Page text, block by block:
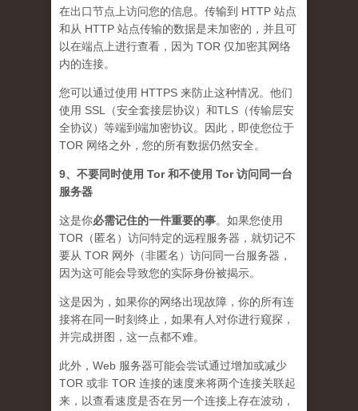
在出口节点上访问您的信息。传输到 HTTP 站点
和从 HTTP 站点传输的数据是未加密的，并且可
以在端点上进行查看，因为 TOR 仅加密其网络
内的连接。
您可以通过使用 HTTPS 来防止这种情况。他们
使用 SSL（安全套接层协议）和TLS（传输层安
全协议）等端到端加密协议。因此，即使您位于
TOR 网络之外，您的所有数据仍然安全。
9、不要同时使用 Tor 和不使用 Tor 访问同一台
服务器
这是你必需记住的一件重要的事。如果您使用
TOR（匿名）访问特定的远程服务器，就切记不
要从 TOR 网外（非匿名）访问同一台服务器，
因为这可能会导致您的实际身份被揭示。
这是因为，如果你的网络出现故障，你的所有连
接将在同一时刻终止，如果有人对你进行窥探，
并完成拼图，这一点都不难。
此外，Web 服务器可能会尝试通过增加或减少
TOR 或非 TOR 连接的速度来将两个连接关联起
来，以查看速度是否在另一个连接上存在波动，